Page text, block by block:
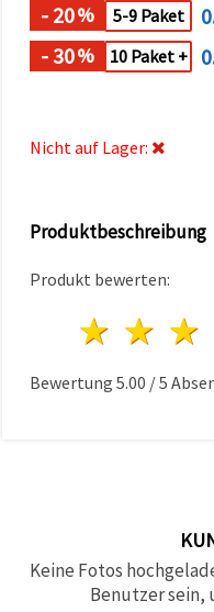
Einstellungen
individuell
festlegen.
oder
Cookie-
Richtlinie
akzeptieren
Einstellungen
- 20% 5-9 Paket
- 30% 10 Paket +
Nicht auf Lager:
Produktbeschreibung
Produkt bewerten:
2
1
Bewertung 5.00 /5
Keine Fotos
Benutzer sein,